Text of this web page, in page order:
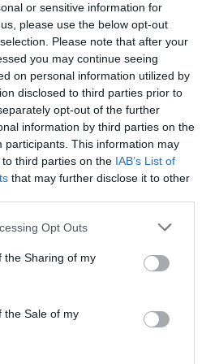
or sensitive information for
please use the below opt-out
Please note that after your
you may continue seeing
on personal information utilized by
disclosed to third parties prior to
opt-out of the further
information by third parties on the
participants. This information may
third parties on the IAB’s List of
that may further disclose it to other
app uses one or more Google
usage behaviour. You may click to
Google and its third-party tags to
specified purposes in below Google
Opt Outs
the Sharing of my
the Sale of my
της αγκαλιάς των
το Lykavitos.gr
News
πρώτοι όλες τις
ειδήσεων
Δουδουλάκη με αιχμές
την επίθεση σε νοσηλεύτρια
τα χέρια από το προσωπικό